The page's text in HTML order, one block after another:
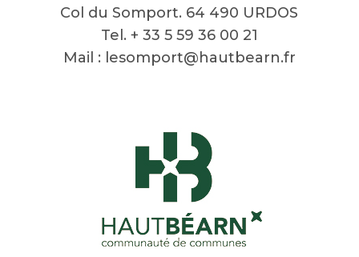
Col du Somport. 64 490 URDOS
Tel. + 33 5 59 36 00 21
Mail : lesomport@hautbearn.fr